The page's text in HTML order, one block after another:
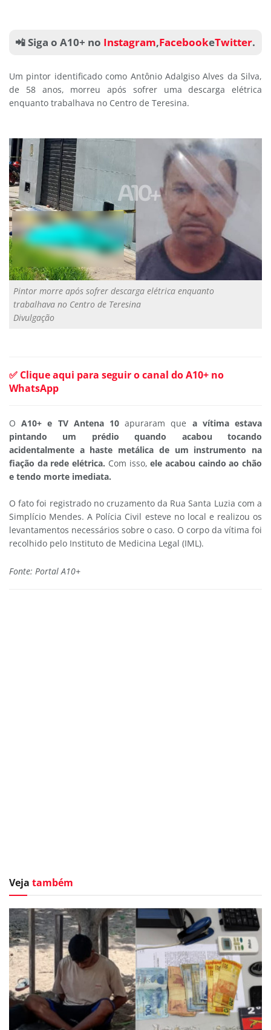
📲 Siga o A10+ no Instagram,FacebookeTwitter.
Um pintor identificado como Antônio Adalgiso Alves da Silva,
de 58 anos, morreu após sofrer uma descarga elétrica
enquanto trabalhava no Centro de Teresina.
Pintor morre após sofrer descarga elétrica enquanto
trabalhava no Centro de Teresina
Divulgação
✅ Clique aqui para seguir o canal do A10+ no
WhatsApp
OA10+ e TV Antena 10 apuraram que a vítima estava
pintando um prédio quando acabou tocando
acidentalmente a haste metálica de um instrumento na
fiação da rede elétrica. Com isso,ele acabou caindo ao chão
e tendo morte imediata.
O fato foi registrado no cruzamento da Rua Santa Luzia com a
Simplício Mendes. A Polícia Civil esteve no local e realizou os
levantamentos necessários sobre o caso. O corpo da vítima foi
recolhido pelo Instituto de Medicina Legal (IML).
Fonte: Portal A10+
Veja também